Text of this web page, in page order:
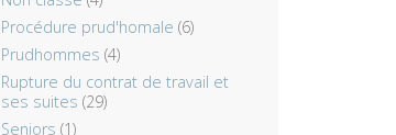
Procédure prud'homale (6)
Prudhommes (4)
Rupture du contrat de travail et
ses suites (29)
Seniors (1)